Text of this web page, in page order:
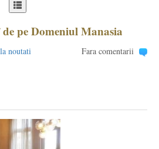
pe Domeniul Manasia
noutati Fara comentarii